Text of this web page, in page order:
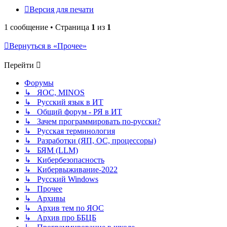
Версия для печати
1 сообщение • Страница 1 из 1
Вернуться в «Прочее»
Перейти
Форумы
↳ ЯОС, MINOS
↳ Русский язык в ИТ
↳ Общий форум - РЯ в ИТ
↳ Зачем программировать по-русски?
↳ Русская терминология
↳ Разработки (ЯП, ОС, процессоры)
↳ БЯМ (LLM)
↳ Кибербезопасность
↳ Кибервыживание-2022
↳ Русский Windows
↳ Прочее
↳ Архивы
↳ Архив тем по ЯОС
↳ Архив про ББЦБ